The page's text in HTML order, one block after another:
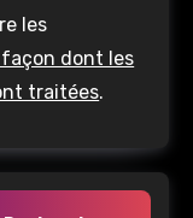
les
façon dont les
traitées.